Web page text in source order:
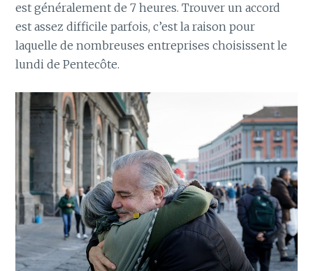
est généralement de 7 heures. Trouver un accord
est assez difficile parfois, c’est la raison pour
laquelle de nombreuses entreprises choisissent le
lundi de Pentecôte.